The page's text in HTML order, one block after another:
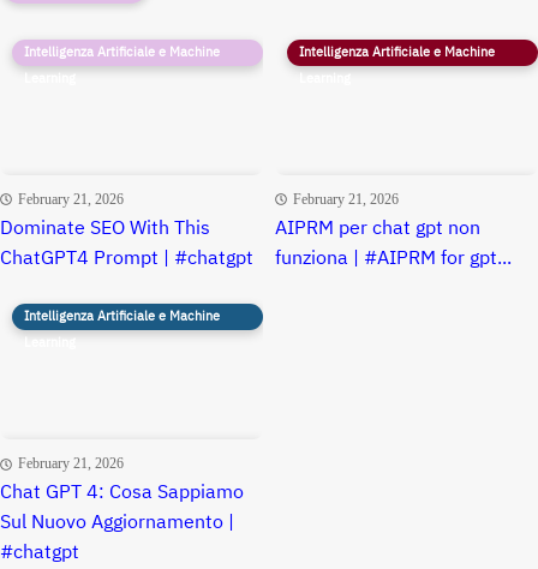
Intelligenza Artificiale e Machine
Learning
February 21, 2026
Dominate SEO With This
ChatGPT4 Prompt | #chatgpt
Intelligenza Artificiale e Machine
Learning
February 21, 2026
AIPRM per chat gpt non
funziona | #AIPRM for gpt...
Intelligenza Artificiale e Machine
Learning
February 21, 2026
Chat GPT 4: Cosa Sappiamo
Sul Nuovo Aggiornamento |
#chatgpt